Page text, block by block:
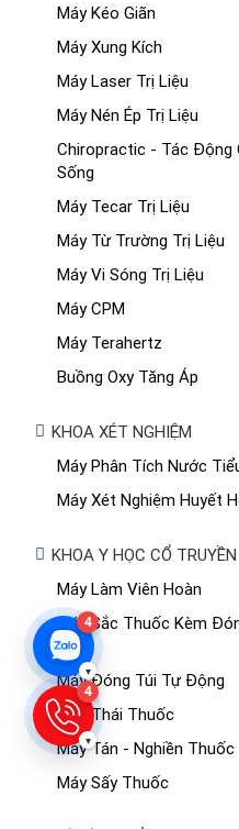
Máy Kéo Giãn
Máy Xung Kích
Máy Laser Trị Liệu
Máy Nén Ép Trị Liệu
Chiropractic - Tác Động
Sống
Máy Tecar Trị Liệu
Máy Từ Trường Trị Liệu
Máy Vi Sóng Trị Liệu
Máy CPM
Máy Terahertz
Buồng Oxy Tăng Áp
KHOA XÉT NGHIỆM
Máy Phân Tích Nước
Máy Xét Nghiệm Huyết
KHOA Y HỌC CỔ TRUYỀN
Máy Làm Viên Hoàn
Máy Sắc Thuốc Kèm
Túi
Máy Đóng Túi Tự Động
Máy Thái Thuốc
Máy Tán - Nghiền Thuốc
Máy Sấy Thuốc
4
▾
4
▾